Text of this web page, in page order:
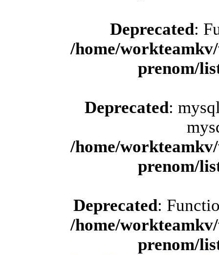
Deprecated:
/home/
prenom/
Deprecated:
/home/
prenom/
Deprecated:
/home/
prenom/